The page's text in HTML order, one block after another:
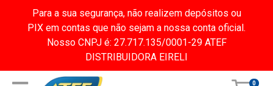
Para a sua segurança, não realizem depósitos ou
PIX em contas que não sejam a nossa conta oficial.
Nosso CNPJ é: 27.717.135/0001-29 ATEF
DISTRIBUIDORA EIRELI
0